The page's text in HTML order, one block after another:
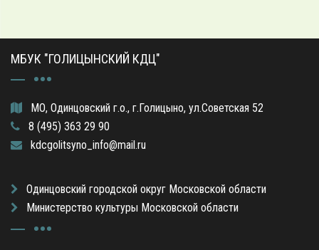
МБУК "ГОЛИЦЫНСКИЙ КДЦ"
МО, Одинцовский г.о., г.Голицыно, ул.Советская 52
8 (495) 363 29 90
kdcgolitsyno_info@mail.ru
Одинцовский городской округ Московской области
Министерство культуры Московской области